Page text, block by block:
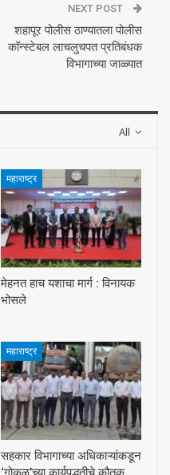
NEXT POST
शहापूर पोलीस ठाण्यातला पोलीस
कॉन्स्टेबल लाचलुचपत प्रतिबंधक
विभागाच्या जाळ्यात
All
महाराष्ट्र
मेहनत हाच यशाचा मार्ग : विनायक
भोसले
महाराष्ट्र
सहकार विभागाच्या अधिकाऱ्यांकडून